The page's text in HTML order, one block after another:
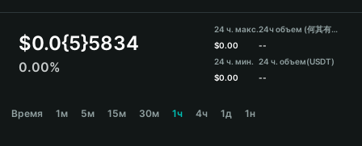
हिन्दी
Español
Português (Brasil)
$0.0{5}5834
0.00%
24 ч. макс.
$0.00
24 ч. мин.
$0.00
24ч объем (何其有幸 与他同行)
--
24 ч. объем(USDT)
--
Время 1м 5м 15м 30м 1ч 4ч 1д 1н